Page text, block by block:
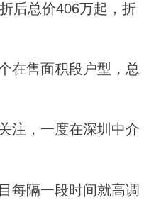
后总价406万起，折
在售面积段户型， 总
注，一度在深圳中介
每隔一段时间就高调